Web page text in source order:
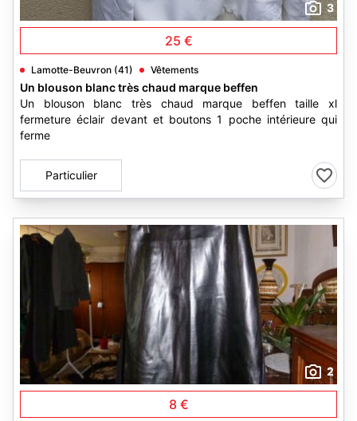
3
25 €
Lamotte-Beuvron (41) Vêtements
Un blouson blanc très chaud marque beffen
Un blouson blanc très chaud marque beffen taille xl
fermeture éclair devant et boutons 1 poche intérieure qui
ferme
Particulier
2
8 €